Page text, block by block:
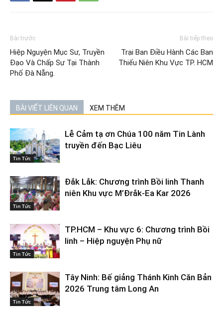
Bài trước
Hiệp Nguyện Mục Sư, Truyền
Đạo Và Chấp Sự Tại Thành
Phố Đà Nẵng.
Bài tiếp theo
Trại Ban Điều Hành Các Ban
Thiếu Niên Khu Vực TP. HCM
BÀI VIẾT LIÊN QUAN XEM THÊM
Tin Tức
Lễ Cảm tạ ơn Chúa 100 năm Tin Lành
truyền đến Bạc Liêu
Tin Tức
Đắk Lắk: Chương trình Bồi linh Thanh
niên Khu vực M’Đrắk-Ea Kar 2026
Tin Tức
TP.HCM – Khu vực 6: Chương trình Bồi
linh – Hiệp nguyện Phụ nữ
Tin Tức
Tây Ninh: Bế giảng Thánh Kinh Căn Bản
2026 Trung tâm Long An